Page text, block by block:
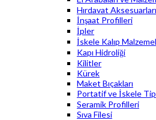
Hırdavat Aksesuarları
İnşaat Profilleri
İpler
İskele Kalıp
Kapı Hidroliği
Kilitler
Kürek
Maket Bıçakları
Portatif ve İskele
Seramik Profilleri
Sıva Filesi